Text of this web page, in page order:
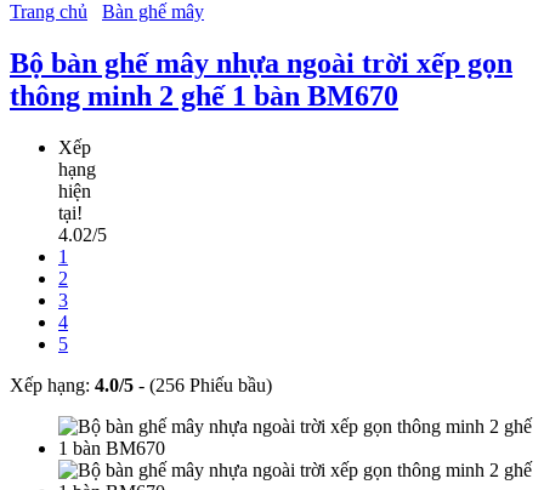
Trang chủ
Bàn ghế mây
Bộ bàn ghế mây nhựa ngoài trời xếp gọn
thông minh 2 ghế 1 bàn BM670
Xếp
hạng
hiện
tại!
4.02/5
1
2
3
4
5
Xếp hạng: 4.0/5 - (256 Phiếu bầu)